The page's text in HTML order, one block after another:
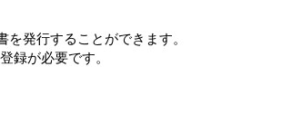
発行することができます。
録が必要です。